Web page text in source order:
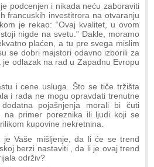
podcenjen i nikada neću zaboraviti
francuskih investitrora na otvaranju
je rekao: “Ovaj kvalitet, u ovom
nigde na svetu.” Dakle, moramo
plaćen, a tu pre svega mislim
se dobri majstori odavno izborili za
odlazak na rad u Zapadnu Evropu
i cene usluga. Što se tiče tržišta
i rada ne mogu opravdati trenutne
pojašnjenja morali bi čuti
na primer poreznika ili ljudi koji se
kupovine nekretnina.
je Vaše mišljenje, da li će se trend
berzi nastaviti , da li je ovaj trend
održiv?